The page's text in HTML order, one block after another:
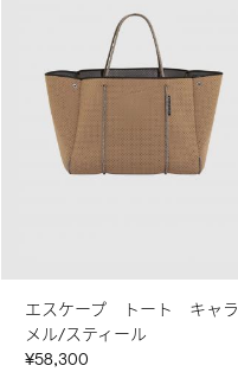
エスケープ トート キャラ
メル/スティール
¥58,300